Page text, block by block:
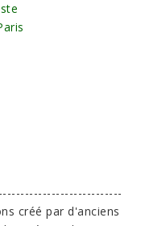
créé par d'anciens